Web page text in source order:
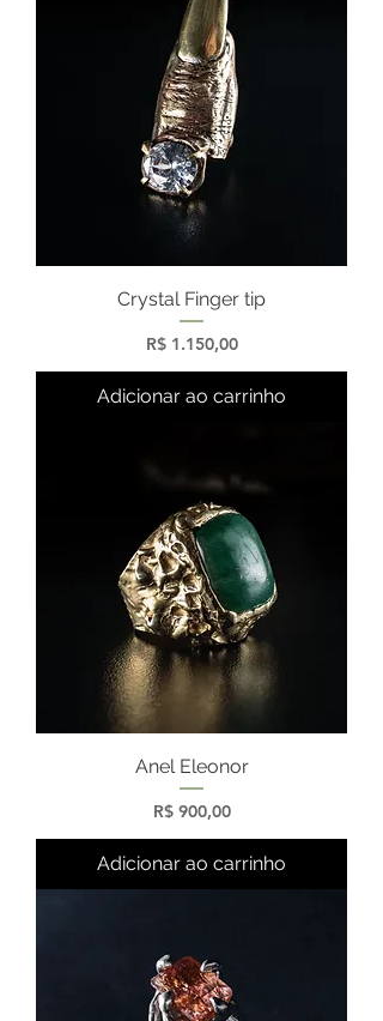
Crystal Finger tip
Preço
R$ 1.150,00
Adicionar ao carrinho
Anel Eleonor
Preço
R$ 900,00
Adicionar ao carrinho